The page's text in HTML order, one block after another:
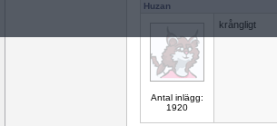
Huzan
Antal inlägg:
1920
krångligt